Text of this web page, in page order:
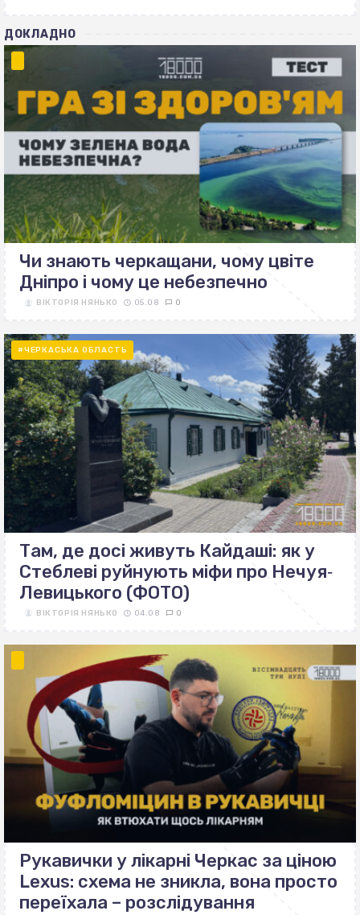
ДОКЛАДНО
Чи знають черкащани, чому цвіте
Дніпро і чому це небезпечно
ВІКТОРІЯ НЯНЬКО 05.08 0
#ЧЕРКАСЬКА ОБЛАСТЬ
Там, де досі живуть Кайдаші: як у
Стеблеві руйнують міфи про Нечуя‐
Левицького (ФОТО)
ВІКТОРІЯ НЯНЬКО 04.08 0
Рукавички у лікарні Черкас за ціною
Lexus: схема не зникла, вона просто
переїхала – розслідування